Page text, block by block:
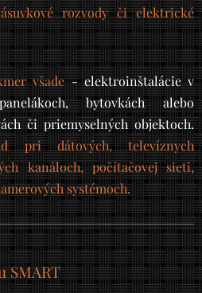
rozvody či elektrické
všade- elektroinštalácie v
bytovkách alebo
či priemyselných objektoch.
pri dátových, televíznych
kanáloch, počítačovej sieti,
systémoch.
SMART